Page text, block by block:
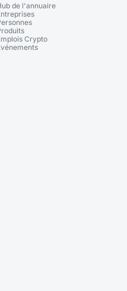
de l'annuaire
Crypto